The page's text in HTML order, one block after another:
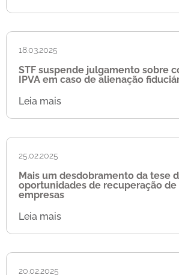
18.03.2025
STF suspende julgamento sobre
IPVA em caso de alienação
Leia mais
25.02.2025
Mais um desdobramento da tese
oportunidades de recuperação de
empresas
Leia mais
20.02.2025